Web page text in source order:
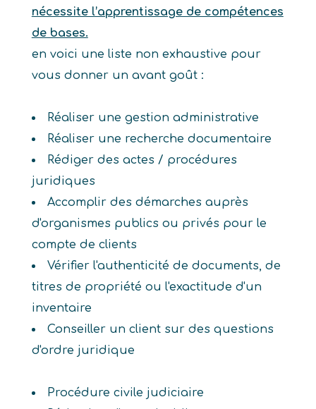
nécessite l’apprentissage de compétences
de bases.
en voici une liste non exhaustive pour
vous donner un avant goût :
Réaliser une gestion administrative
Réaliser une recherche documentaire
Rédiger des actes / procédures
juridiques
Accomplir des démarches auprès
d'organismes publics ou privés pour le
compte de clients
Vérifier l'authenticité de documents, de
titres de propriété ou l'exactitude d'un
inventaire
Conseiller un client sur des questions
d'ordre juridique
Procédure civile judiciaire